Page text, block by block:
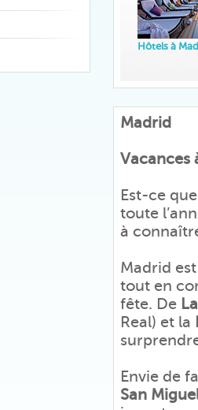
Hôtels à
Madrid
Vacances
Est-ce
toute
à
Madrid
tout en
fête. De
Real) et la
Envie de
San